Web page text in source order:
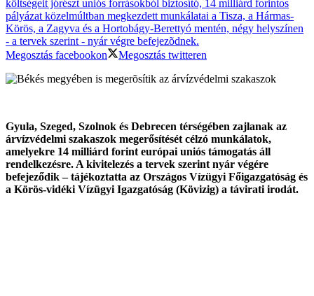
Megosztás facebookon Megosztás twitteren
Gyula, Szeged, Szolnok és Debrecen térségében zajlanak az
árvízvédelmi szakaszok megerősítését célzó munkálatok,
amelyekre 14 milliárd forint európai uniós támogatás áll
rendelkezésre. A kivitelezés a tervek szerint nyár végére
befejeződik – tájékoztatta az Országos Vízügyi Főigazgatóság és
a Körös-vidéki Vízügyi Igazgatóság (Kövizig) a távirati irodát.